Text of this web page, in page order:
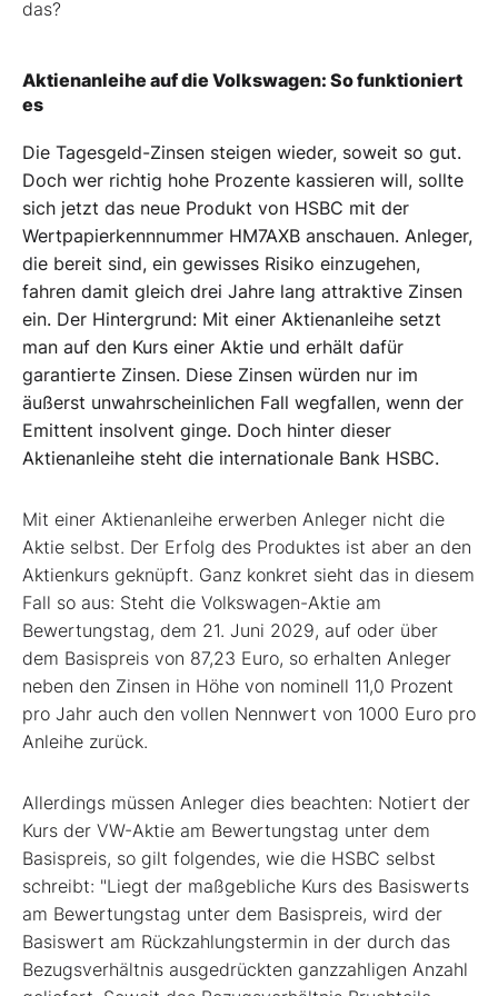
das?
Aktienanleihe auf die Volkswagen: So funktioniert
es
Die Tagesgeld-Zinsen steigen wieder, soweit so gut.
Doch wer richtig hohe Prozente kassieren will, sollte
sich jetzt das neue Produkt von HSBC mit der
Wertpapierkennnummer HM7AXB anschauen. Anleger,
die bereit sind, ein gewisses Risiko einzugehen,
fahren damit gleich drei Jahre lang attraktive Zinsen
ein. Der Hintergrund: Mit einer Aktienanleihe setzt
man auf den Kurs einer Aktie und erhält dafür
garantierte Zinsen. Diese Zinsen würden nur im
äußerst unwahrscheinlichen Fall wegfallen, wenn der
Emittent insolvent ginge. Doch hinter dieser
Aktienanleihe steht die internationale Bank HSBC.
Mit einer Aktienanleihe erwerben Anleger nicht die
Aktie selbst. Der Erfolg des Produktes ist aber an den
Aktienkurs geknüpft. Ganz konkret sieht das in diesem
Fall so aus: Steht die Volkswagen-Aktie am
Bewertungstag, dem 21. Juni 2029, auf oder über
dem Basispreis von 87,23 Euro, so erhalten Anleger
neben den Zinsen in Höhe von nominell 11,0 Prozent
pro Jahr auch den vollen Nennwert von 1000 Euro pro
Anleihe zurück.
Allerdings müssen Anleger dies beachten: Notiert der
Kurs der VW-Aktie am Bewertungstag unter dem
Basispreis, so gilt folgendes, wie die HSBC selbst
schreibt: "Liegt der maßgebliche Kurs des Basiswerts
am Bewertungstag unter dem Basispreis, wird der
Basiswert am Rückzahlungstermin in der durch das
Bezugsverhältnis ausgedrückten ganzzahligen Anzahl